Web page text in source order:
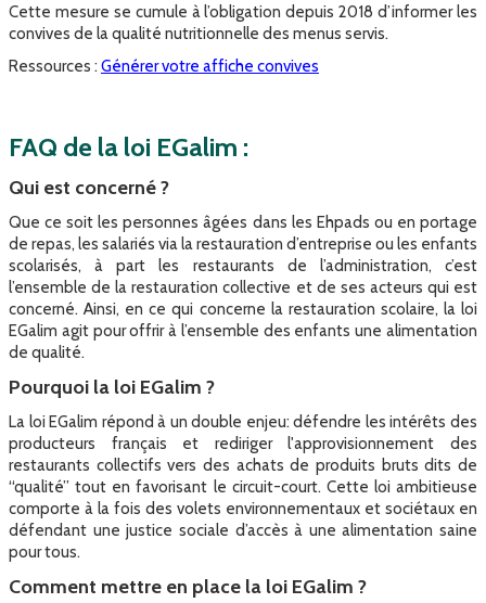
Cette mesure se cumule à l’obligation depuis 2018 d’informer les
convives de la qualité nutritionnelle des menus servis.
Ressources : Générer votre affiche convives
FAQ de la loi EGalim :
Qui est concerné ?
Que ce soit les personnes âgées dans les Ehpads ou en portage
de repas, les salariés via la restauration d’entreprise ou les enfants
scolarisés, à part les restaurants de l’administration, c’est
l’ensemble de la restauration collective et de ses acteurs qui est
concerné. Ainsi, en ce qui concerne la restauration scolaire, la loi
EGalim agit pour offrir à l’ensemble des enfants une alimentation
de qualité.
Pourquoi la loi EGalim ?
La loi EGalim répond à un double enjeu: défendre les intérêts des
producteurs français et rediriger l'approvisionnement des
restaurants collectifs vers des achats de produits bruts dits de
“qualité” tout en favorisant le circuit-court. Cette loi ambitieuse
comporte à la fois des volets environnementaux et sociétaux en
défendant une justice sociale d’accès à une alimentation saine
pour tous.
Comment mettre en place la loi EGalim ?